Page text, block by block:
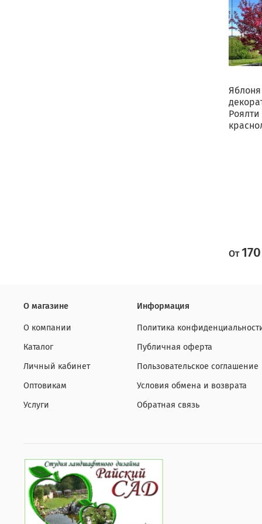
Яблоня
Роялти
От
О магазине
О компании
Каталог
Личный кабинет
Оптовикам
Услуги
Информация
Политика
Публичная оферта
Пользовательское соглашение
Условия обмена и возврата
Обратная связь